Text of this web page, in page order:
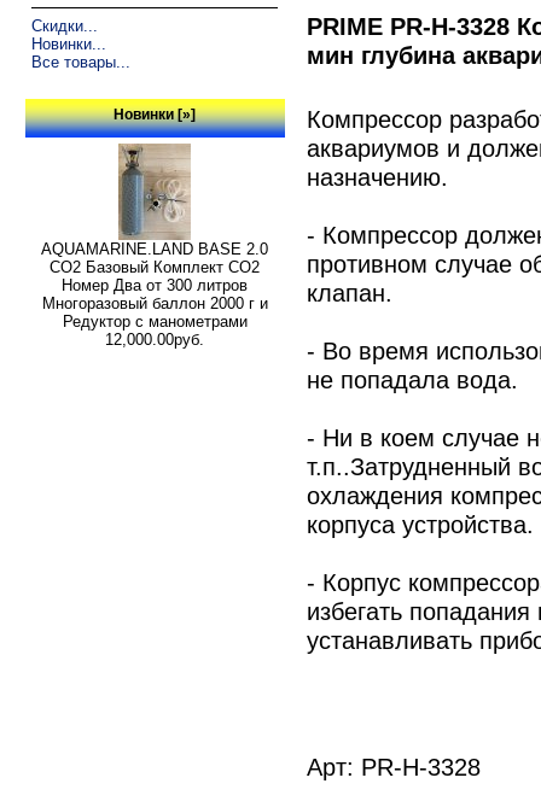
Скидки...
Новинки...
Все товары...
Новинки [»]
AQUAMARINE.LAND BASE 2.0
СО2 Базовый Комплект СО2
Номер Два от 300 литров
Многоразовый баллон 2000 г и
Редуктор с манометрами
12,000.00руб.
PRIME PR-H-3328
мин глубина
Компрессор
аквариумов и
назначению.
- Компрессор
противном случае
клапан.
- Во время
не попадала вода.
- Ни в коем случае
т.п..Затрудненный
охлаждения
корпуса устройства.
- Корпус
избегать
устанавливать
Арт: PR-H-3328